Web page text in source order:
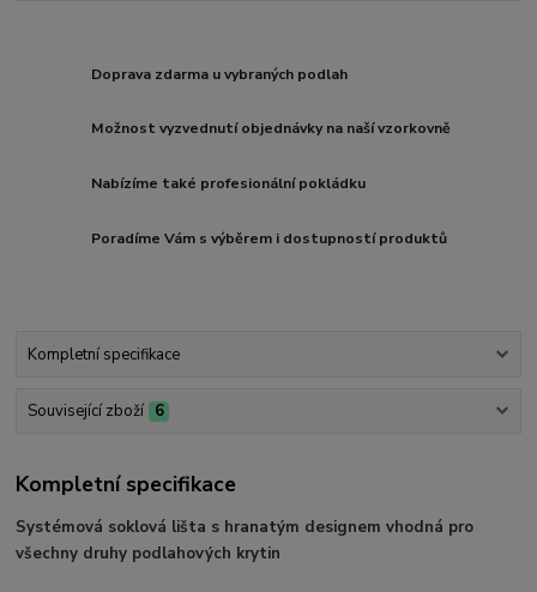
Doprava zdarma u vybraných podlah
Možnost vyzvednutí objednávky na naší vzorkovně
Nabízíme také profesionální pokládku
Poradíme Vám s výběrem i dostupností produktů
Kompletní specifikace
Související zboží 6
Kompletní specifikace
Systémová soklová lišta s hranatým designem vhodná pro
všechny druhy podlahových krytin